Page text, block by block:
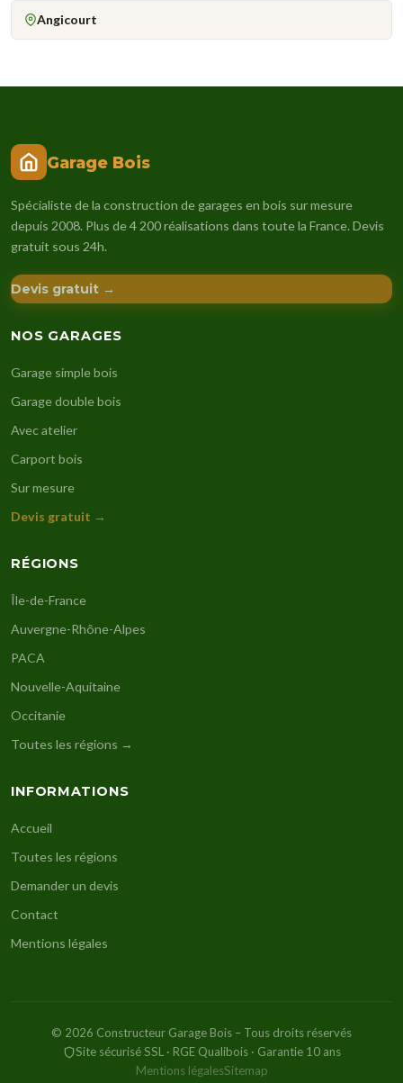
Angicourt
Garage Bois
Spécialiste de la construction de garages en bois sur mesure
depuis 2008. Plus de 4 200 réalisations dans toute la France. Devis
gratuit sous 24h.
Devis gratuit →
NOS GARAGES
Garage simple bois
Garage double bois
Avec atelier
Carport bois
Sur mesure
Devis gratuit →
RÉGIONS
Île-de-France
Auvergne-Rhône-Alpes
PACA
Nouvelle-Aquitaine
Occitanie
Toutes les régions →
INFORMATIONS
Accueil
Toutes les régions
Demander un devis
Contact
Mentions légales
© 2026 Constructeur Garage Bois – Tous droits réservés
Site sécurisé SSL · RGE Qualibois · Garantie 10 ans
Mentions légalesSitemap